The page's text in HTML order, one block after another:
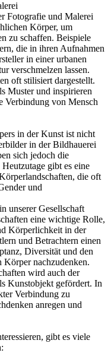
Fotografie und Malerei
Körper, um
zu schaffen. Beispiele
die in ihren Aufnahmen
in einer urbanen
verschmelzen lassen.
oft stilisiert dargestellt.
Muster und inspirieren
Verbindung von Mensch
in der Kunst ist nicht
in der Bildhauerei
sich jedoch die
gibt es eine
die oft
und
unserer Gesellschaft
eine wichtige Rolle,
Körperlichkeit in der
und Betrachtern einen
Diversität und den
Körper nachzudenken.
wird auch der
Kunstobjekt gefördert. In
Verbindung zu
anregen und
gibt es viele